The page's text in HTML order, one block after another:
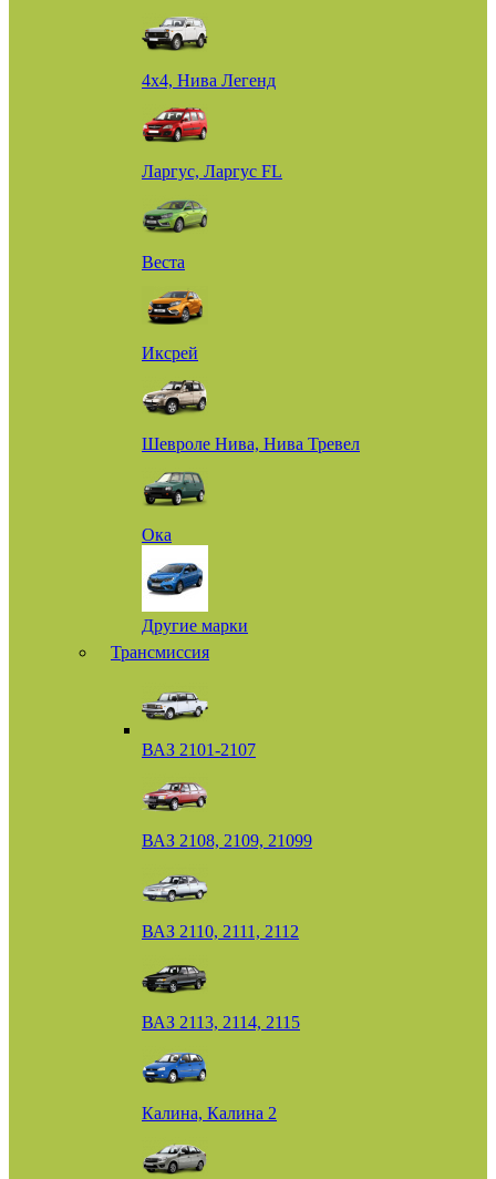
4х4, Нива Легенд
Ларгус, Ларгус FL
Веста
Иксрей
Шевроле Нива, Нива Тревел
Ока
Другие марки
Трансмиссия
ВАЗ 2101-2107
ВАЗ 2108, 2109, 21099
ВАЗ 2110, 2111, 2112
ВАЗ 2113, 2114, 2115
Калина, Калина 2